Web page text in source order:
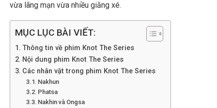
vừa lãng mạn vừa nhiều giằng xé.
MỤC LỤC BÀI VIẾT:
Thông tin về phim Knot The Series
Nội dung phim Knot The Series
Các nhân vật trong phim Knot The Series
Nakhun
Phatsa
Nakhin và Ongsa